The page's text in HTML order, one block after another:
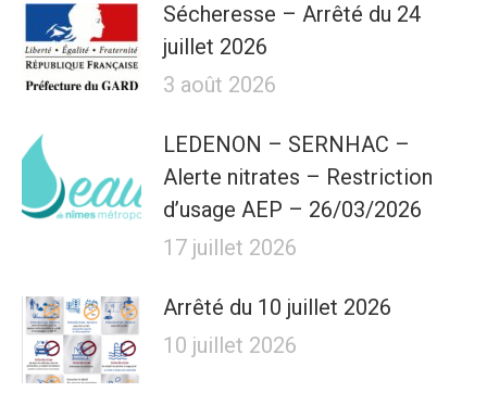
Sécheresse – Arrêté du 24
juillet 2026
3 août 2026
LEDENON – SERNHAC –
Alerte nitrates – Restriction
d’usage AEP – 26/03/2026
17 juillet 2026
Arrêté du 10 juillet 2026
10 juillet 2026